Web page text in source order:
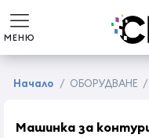
МЕНЮ
Начало / ОБОРУДВАНЕ /
Машинка за